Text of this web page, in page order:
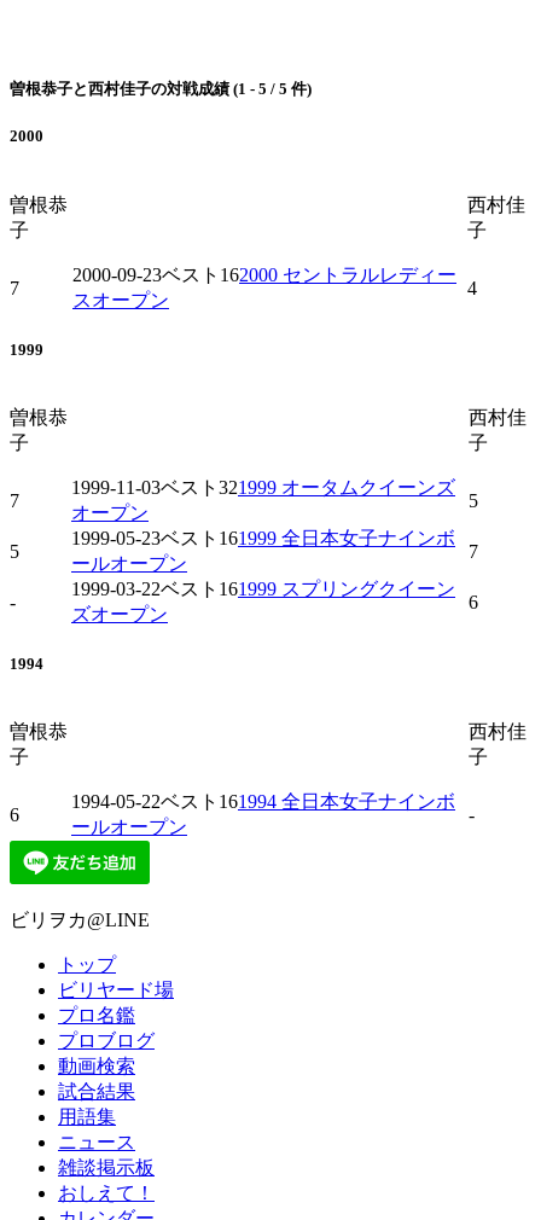
曽根恭子と西村佳子の対戦成績 (1 - 5 / 5 件)
2000
曽根恭
子
西村佳
子
7
2000-09-23ベスト162000 セントラルレディー
スオープン
4
1999
曽根恭
子
西村佳
子
7
1999-11-03ベスト321999 オータムクイーンズ
オープン
5
5
1999-05-23ベスト161999 全日本女子ナインボ
ールオープン
7
-
1999-03-22ベスト161999 スプリングクイーン
ズオープン
6
1994
曽根恭
子
西村佳
子
6
1994-05-22ベスト161994 全日本女子ナインボ
ールオープン
-
ビリヲカ@LINE
トップ
ビリヤード場
プロ名鑑
プロブログ
動画検索
試合結果
用語集
ニュース
雑談掲示板
おしえて！